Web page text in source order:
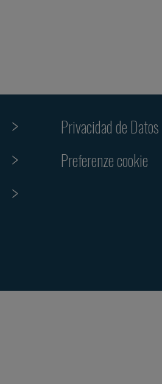
Privacidad de Datos
Preferenze cookie